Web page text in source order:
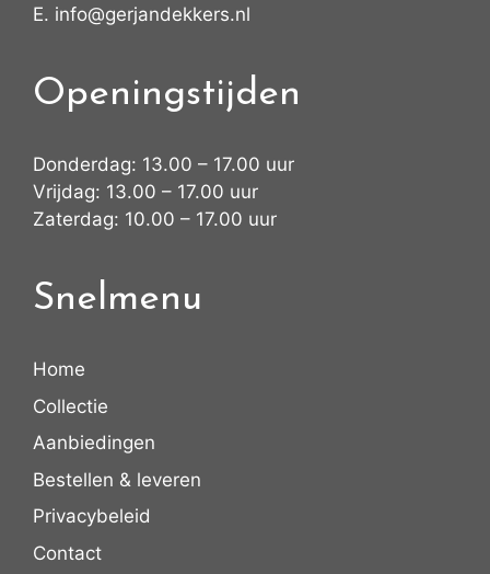
E. info@gerjandekkers.nl
Openingstijden
Donderdag: 13.00 – 17.00 uur
Vrijdag: 13.00 – 17.00 uur
Zaterdag: 10.00 – 17.00 uur
Snelmenu
Home
Collectie
Aanbiedingen
Bestellen & leveren
Privacybeleid
Contact